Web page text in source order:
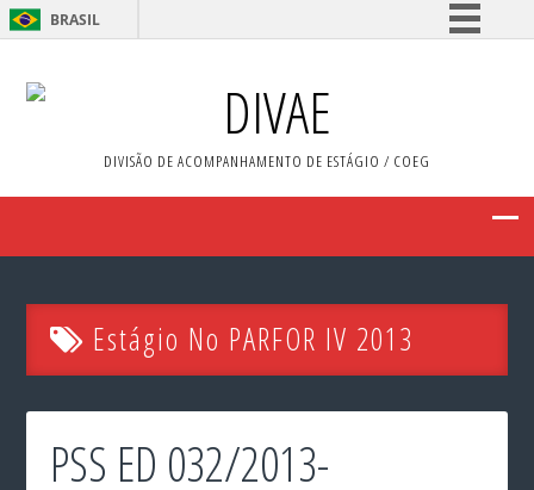
BRASIL
Acesso à informação
DIVAE
DIVISÃO DE ACOMPANHAMENTO DE ESTÁGIO / COEG
Estágio No PARFOR IV 2013
PSS ED 032/2013-